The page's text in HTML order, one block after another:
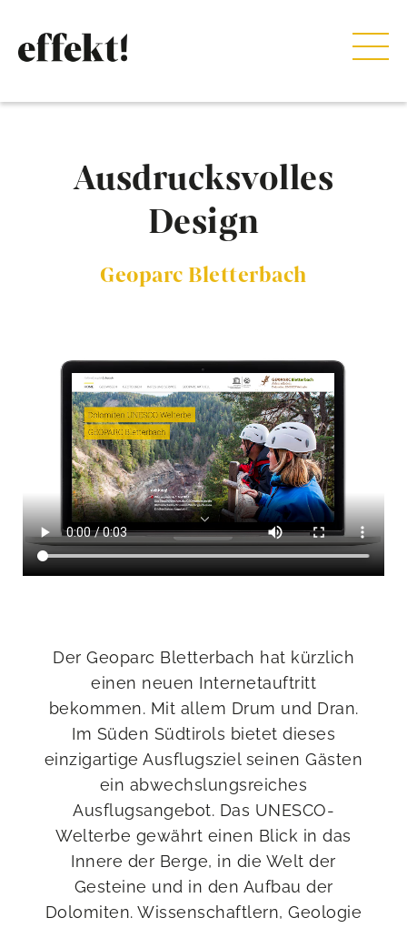
Ausdrucksvolles
Design
Geoparc Bletterbach
Der Geoparc Bletterbach hat kürzlich
einen neuen Internetauftritt
bekommen. Mit allem Drum und Dran.
Im Süden Südtirols bietet dieses
einzigartige Ausflugsziel seinen Gästen
ein abwechslungsreiches
Ausflugsangebot. Das UNESCO-
Welterbe gewährt einen Blick in das
Innere der Berge, in die Welt der
Gesteine und in den Aufbau der
Dolomiten. Wissenschaftlern, Geologie